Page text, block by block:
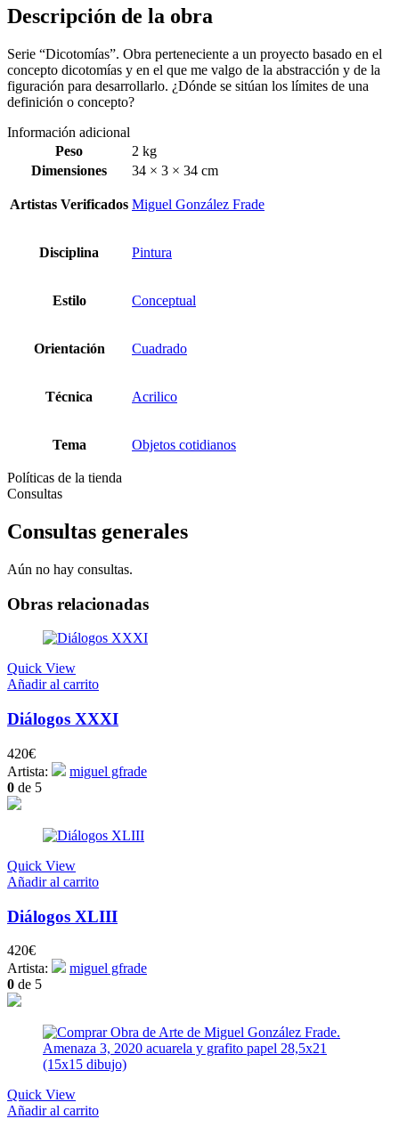
Descripción de la obra
Serie “Dicotomías”. Obra perteneciente a un proyecto basado en el
concepto dicotomías y en el que me valgo de la abstracción y de la
figuración para desarrollarlo. ¿Dónde se sitúan los límites de una
definición o concepto?
Información adicional
Peso
2 kg
Dimensiones
34 × 3 × 34 cm
Artistas Verificados Miguel González Frade
Disciplina Pintura
Estilo Conceptual
Orientación Cuadrado
Técnica Acrilico
Tema Objetos cotidianos
Políticas de la tienda
Consultas
Consultas generales
Aún no hay consultas.
Obras relacionadas
Quick View
Añadir al carrito
Diálogos XXXI
420€
Artista:
miguel gfrade
0 de 5
Quick View
Añadir al carrito
Diálogos XLIII
420€
Artista:
miguel gfrade
0 de 5
Quick View
Añadir al carrito